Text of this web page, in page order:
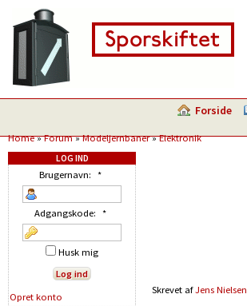
Forside
Home»Forum»Modeljernbaner»Elektronik
Skrevet afJens Nielsen
LOG IND
Brugernavn: *
Adgangskode: *
Husk mig
Opret konto